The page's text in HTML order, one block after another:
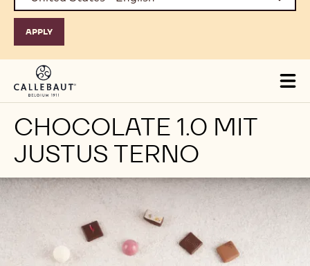
CHOCOLATE 1.0 MIT
JUSTUS TERNO